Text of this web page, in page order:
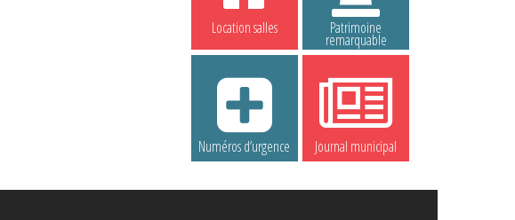
Location salles Patrimoine
remarquable
Numéros d’urgence Journal municipal